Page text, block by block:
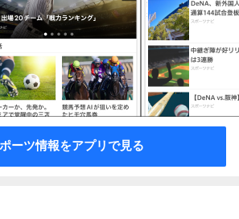
ーツ情報をアプリで見る